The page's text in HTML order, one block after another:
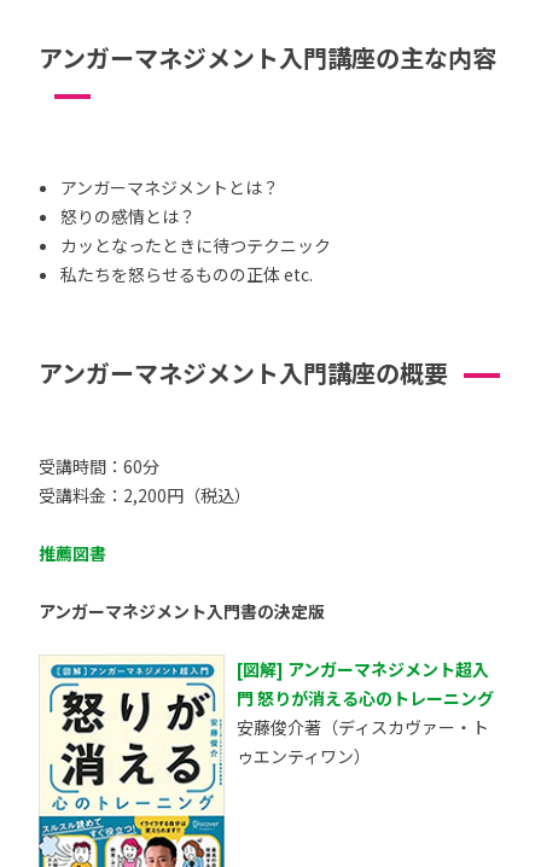
アンガーマネジメント入門講座の主な内容
アンガーマネジメントとは？
怒りの感情とは？
カッとなったときに待つテクニック
私たちを怒らせるものの正体 etc.
アンガーマネジメント入門講座の概要
受講時間：60分
受講料金：2,200円（税込）
推薦図書
アンガーマネジメント入門書の決定版
[図解] アンガーマネジメント超入
門 怒りが消える心のトレーニング
安藤俊介著（ディスカヴァー・ト
ゥエンティワン）